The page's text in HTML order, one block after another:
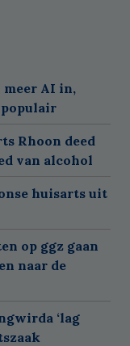
AI in,
Rhoon deed
van alcohol
huisarts uit
op ggz gaan
naar de
‘lag